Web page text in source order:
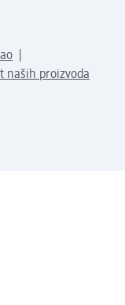
naših proizvoda